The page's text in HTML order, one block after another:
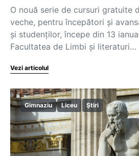
O nouă serie de cursuri gratuite
veche, pentru începători și
și studenților, începe din 13
Facultatea de Limbi și literaturi…
Vezi articolul
Gimnaziu Liceu Știri